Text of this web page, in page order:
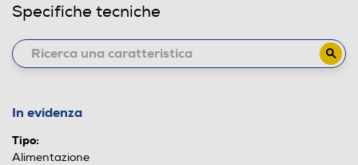
Specifiche tecniche
In evidenza
Tipo:
Alimentazione